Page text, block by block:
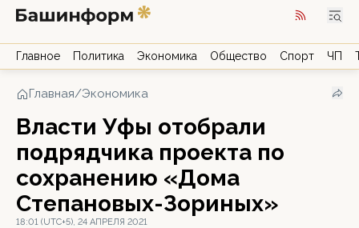
Главное Политика Экономика Общество Спорт ЧП
Главная/Экономика
Власти Уфы отобрали
подрядчика проекта по
сохранению «Дома
Степановых-Зориных»
18:01 (UTC+5), 24 АПРЕЛЯ 2021